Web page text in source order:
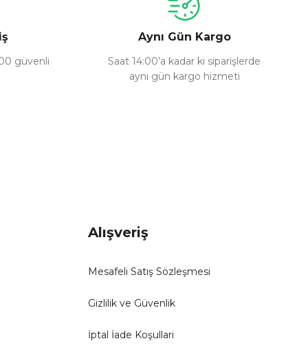
güvenli
Aynı Gün Kargo
Saat 14:00’a kadar ki siparişlerde
aynı gün kargo hizmeti
Alışveriş
Mesafeli Satış Sözleşmesi
Gizlilik ve Güvenlik
İptal İade Koşullari